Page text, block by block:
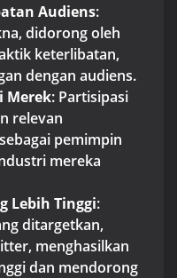
Audiens:
didorong oleh
keterlibatan,
dengan audiens.
Merek: Partisipasi
relevan
pemimpin
mereka
Lebih Tinggi:
ditargetkan,
menghasilkan
dan mendorong